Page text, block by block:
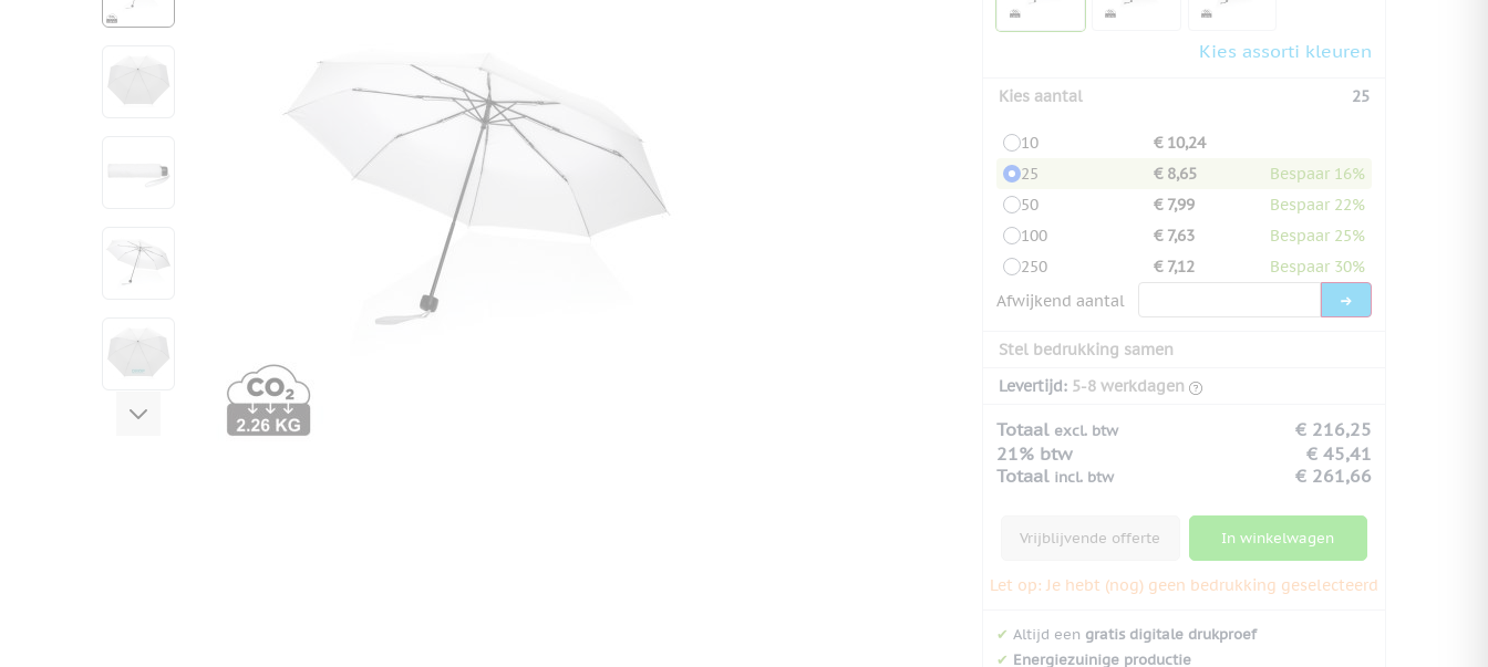
View larger image
View larger image
Kies assorti kleuren
Kies aantal 25
10
€ 10,24
25
€ 8,65
Bespaar 16%
50
€ 7,99
Bespaar 22%
100
€ 7,63
Bespaar 25%
250
€ 7,12
Bespaar 30%
Afwijkend aantal
Stel bedrukking samen
Levertijd: 5-8 werkdagen
Totaal excl. btw
€ 216,25
21% btw
€ 45,41
Totaal incl. btw € 261,66
Vrijblijvende offerte In winkelwagen
Let op: Je hebt (nog) geen bedrukking geselecteerd
✔ Altijd een gratis digitale drukproef
✔ Energiezuinige productie